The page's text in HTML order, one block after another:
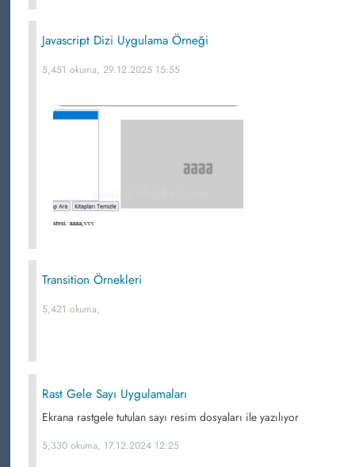
Javascript Dizi Uygulama Örneği
5,451 okuma, 29.12.2025 15:55
Transition Örnekleri
5,421 okuma,
Rast Gele Sayı Uygulamaları
Ekrana rastgele tutulan sayı resim dosyaları ile yazılıyor
5,330 okuma, 17.12.2024 12:25